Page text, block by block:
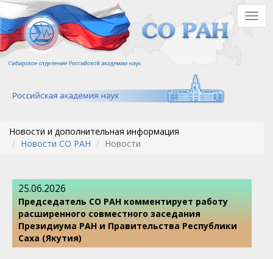
Перейти
к
основному
содержанию
Новости и дополнительная информация
Новости СО РАН
Новости
25.06.2026
Председатель СО РАН комментирует работу
расширенного совместного заседания
Президиума РАН и Правительства Республики
Саха (Якутия)